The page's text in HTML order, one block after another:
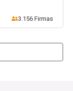
3.156 Firmas